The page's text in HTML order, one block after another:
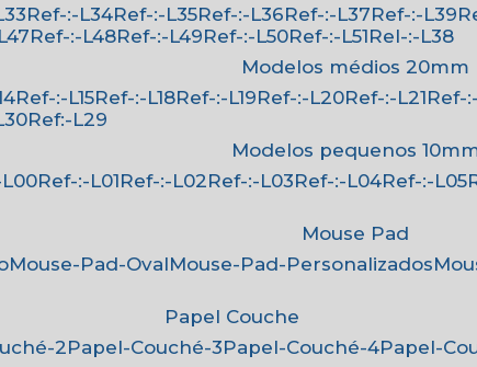
Ref-:-L34 Ref-:-L35 Ref-:-L36 Ref-:-L37 Ref-:-L39
Ref-:-L48 Ref-:-L49 Ref-:-L50 Ref-:-L51
Rel-:-L38
Modelos médios 20mm
Ref-:-L15 Ref-:-L18 Ref-:-L19 Ref-:-L20 Ref-:-L21
Ref:-L29
Modelos pequenos
L00 Ref-:-L01 Ref-:-L02 Ref-:-L03 Ref-:-L04 Ref-:-L05
Mouse Pad
Mouse-Pad-Oval Mouse-Pad-Personalizados
Papel Couche
2 Papel-Couché-3 Papel-Couché-4 Papel-